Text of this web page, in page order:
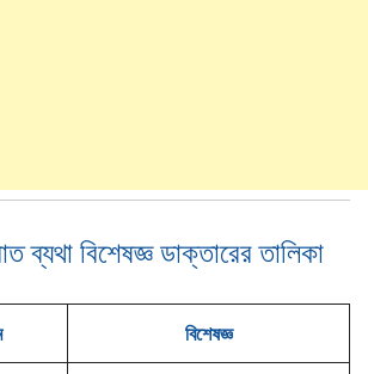
ব্যথা বিশেষজ্ঞ ডাক্তারের তালিকা
বিশেষজ্ঞ